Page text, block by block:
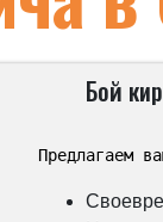
Бой
Предлагаем